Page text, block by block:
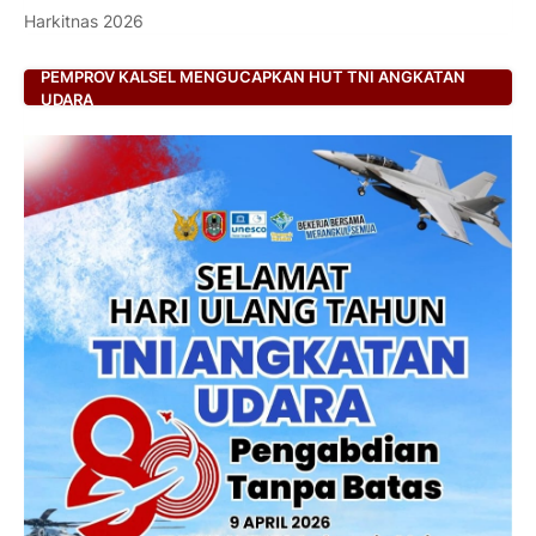
Harkitnas 2026
PEMPROV KALSEL MENGUCAPKAN HUT TNI ANGKATAN
UDARA